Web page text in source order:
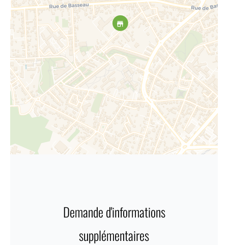
Demande d'informations
supplémentaires